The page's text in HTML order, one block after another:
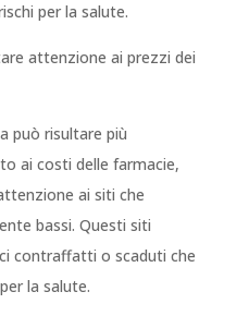
per la salute.
attenzione ai prezzi dei
può risultare più
ai costi delle farmacie,
ai siti che
bassi. Questi siti
contraffatti o scaduti che
la salute.